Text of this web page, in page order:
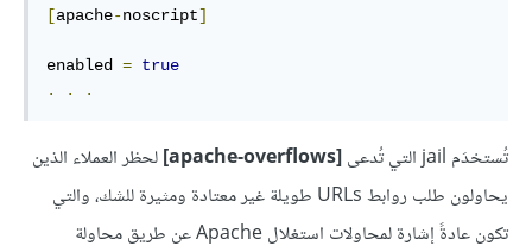
[apache-noscript]
enabled = true
.
. .
تُستخدَم jail التي تُدعى [apache-overflows]
لحظر العملاء الذين
يحاولون طلب روابط URLs طويلة غير معتادة ومثيرة للشك، والتي
تكون عادةً إشارة لمحاولات استغلال Apache عن طريق محاولة